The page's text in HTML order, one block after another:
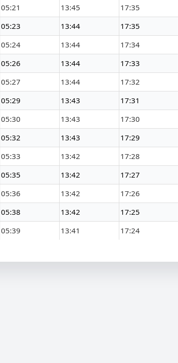
05:21 13:45 17:35
05:23 13:44 17:35
05:24 13:44 17:34
05:26 13:44 17:33
05:27 13:44 17:32
05:29 13:43 17:31
05:30 13:43 17:30
05:32 13:43 17:29
05:33 13:42 17:28
05:35 13:42 17:27
05:36 13:42 17:26
05:38 13:42 17:25
05:39 13:41 17:24